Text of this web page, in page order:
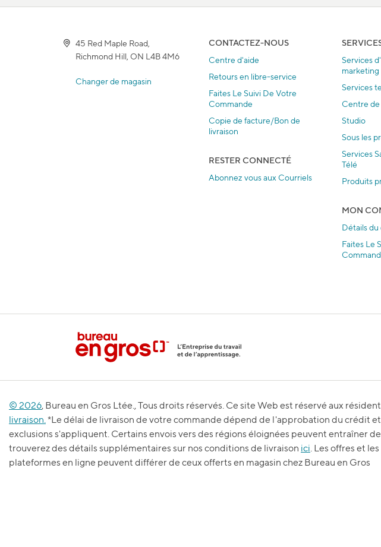
45 Red Maple Road,
Richmond Hill, ON L4B 4M6
Changer de magasin
CONTACTEZ-NOUS
Centre d'aide
Retours en libre-service
Faites Le Suivi De Votre
Commande
Copie de facture/Bon de
livraison
RESTER CONNECTÉ
Abonnez vous aux Courriels
Services
marketing
Services
Centre
Studio
Sous les
Services
Télé
Produits
MON
Détails
Faites Le
© 2026, Bureau en Gros Ltée., Tous droits réservés. Ce site Web est réservé aux
livraison.*Le délai de livraison de votre commande dépend de l'approbation du crédit
exclusions s'appliquent. Certains envois vers des régions éloignées peuvent entraîner
trouverez des détails supplémentaires sur nos conditions de livraison ici. Les offres et
plateformes en ligne peuvent différer de ceux offerts en magasin chez Bureau en Gros